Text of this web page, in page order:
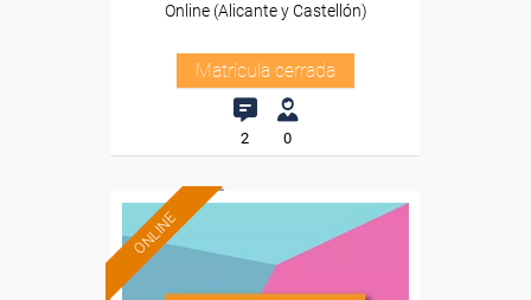
Online (Alicante y Castellón)
Matrícula cerrada
2 0
ONLINE